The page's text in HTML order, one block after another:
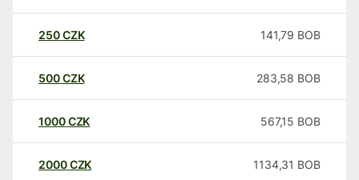
250CZK 141,79 BOB
500CZK 283,58 BOB
1000CZK 567,15 BOB
2000CZK 1134,31 BOB